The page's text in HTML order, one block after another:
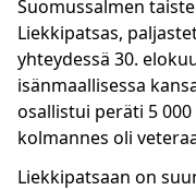
Suomussalmen
Liekkipatsas,
yhteydessä 30.
isänmaallisessa
osallistui peräti 5
kolmannes oli
Liekkipatsaan on